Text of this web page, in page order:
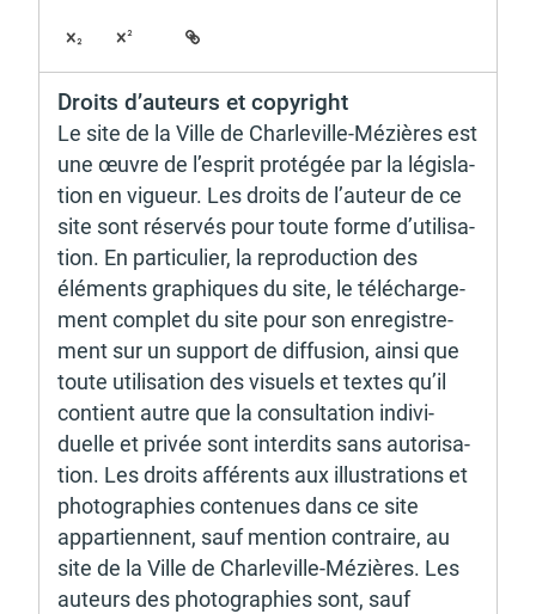
Demande d'occupation
de l'espace public
ACCEO - Accessibilité
des guichets municipaux
pour sourds et
malentendants
Guichet numérique des
autorisations
d'urbanisme
Portail vie associative
Demande de panneaux
électroniques
Offres d'emploi
Droits d’au­teurs et copy­right
Le site de la Ville de Char­le­ville-Mézières est
une œuvre de l’es­prit proté­gée par la légis­la­
tion en vigueur. Les droits de l’au­teur de ce
site sont réser­vés pour toute forme d’uti­li­sa­
tion. En parti­cu­lier, la repro­duc­tion des
éléments graphiques du site, le télé­char­ge­
ment complet du site pour son enre­gis­tre­
ment sur un support de diffu­sion, ainsi que
toute utili­sa­tion des visuels et textes qu’il
contient autre que la consul­ta­tion indi­vi­
duelle et privée sont inter­dits sans auto­ri­sa­
tion. Les droits affé­rents aux illus­tra­tions et
photo­gra­phies conte­nues dans ce site
appar­tiennent, sauf mention contraire, au
site de la Ville de Char­le­ville-Mézières. Les
auteurs des photo­gra­phies sont, sauf